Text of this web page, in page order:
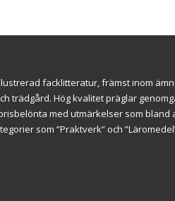
facklitteratur, främst inom
trädgård. Hög kvalitet präglar
med utmärkelser som bland
som ”Praktverk” och